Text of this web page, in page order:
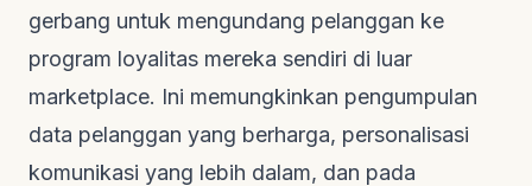
gerbang untuk mengundang pelanggan ke
program loyalitas mereka sendiri di luar
marketplace. Ini memungkinkan pengumpulan
data pelanggan yang berharga, personalisasi
komunikasi yang lebih dalam, dan pada